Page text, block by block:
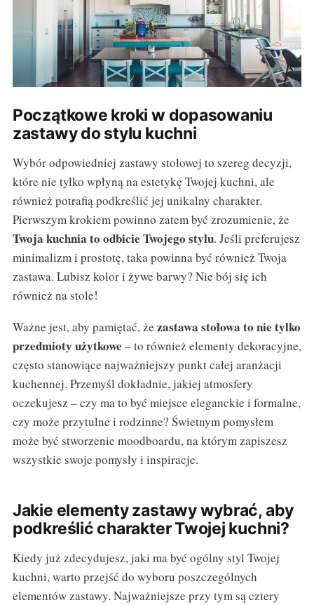
Początkowe kroki w dopasowaniu
zastawy do stylu kuchni
Wybór odpowiedniej zastawy stołowej to szereg decyzji,
które nie tylko wpłyną na estetykę Twojej kuchni, ale
również potrafią podkreślić jej unikalny charakter.
Pierwszym krokiem powinno zatem być zrozumienie, że
Twoja kuchnia to odbicie Twojego stylu. Jeśli preferujesz
minimalizm i prostotę, taka powinna być również Twoja
zastawa. Lubisz kolor i żywe barwy? Nie bój się ich
również na stole!
Ważne jest, aby pamiętać, że zastawa stołowa to nie tylko
przedmioty użytkowe – to również elementy dekoracyjne,
często stanowiące najważniejszy punkt całej aranżacji
kuchennej. Przemyśl dokładnie, jakiej atmosfery
oczekujesz – czy ma to być miejsce eleganckie i formalne,
czy może przytulne i rodzinne? Świetnym pomysłem
może być stworzenie moodboardu, na którym zapiszesz
wszystkie swoje pomysły i inspiracje.
Jakie elementy zastawy wybrać, aby
podkreślić charakter Twojej kuchni?
Kiedy już zdecydujesz, jaki ma być ogólny styl Twojej
kuchni, warto przejść do wyboru poszczególnych
elementów zastawy. Najważniejsze przy tym są cztery